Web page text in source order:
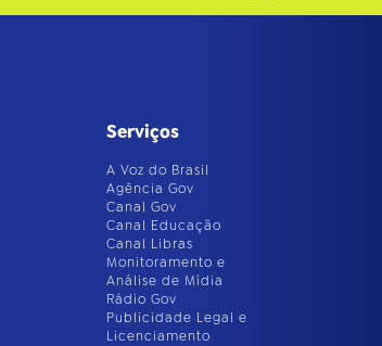
Serviços
A Voz do Brasil
Agência Gov
Canal Gov
Canal Educação
Canal Libras
Monitoramento e
Análise de Mídia
Rádio Gov
Publicidade Legal e
Licenciamento